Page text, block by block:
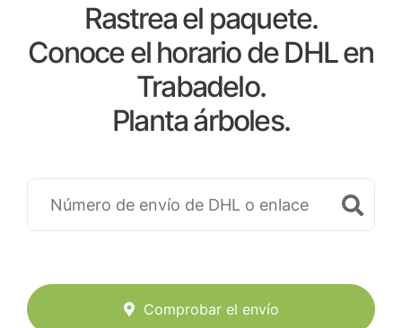
Rastrea el paquete.
Conoce el horario de DHL en
Trabadelo.
Planta árboles.
Comprobar el envío